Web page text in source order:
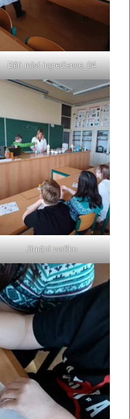
Děti mísí ingredience_04
Jímání vodíku